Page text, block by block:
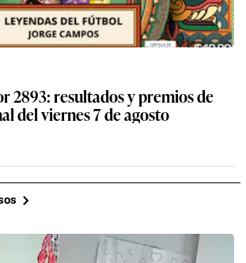
2893: resultados y premios de
del viernes 7 de agosto